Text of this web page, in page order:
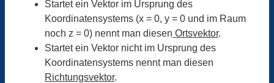
Startet ein Vektor im Ursprung des
Koordinatensystems (x = 0, y = 0 und im Raum
noch z = 0) nennt man diesen Ortsvektor.
Startet ein Vektor nicht im Ursprung des
Koordinatensystems nennt man diesen
Richtungsvektor.